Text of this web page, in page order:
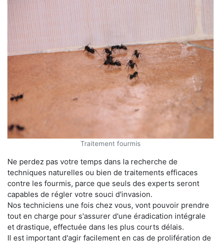
Traitement fourmis
Ne perdez pas votre temps dans la recherche de
techniques naturelles ou bien de traitements efficaces
contre les fourmis, parce que seuls des experts seront
capables de régler votre souci d'invasion.
Nos techniciens une fois chez vous, vont pouvoir prendre
tout en charge pour s'assurer d'une éradication intégrale
et drastique, effectuée dans les plus courts délais.
Il est important d'agir facilement en cas de prolifération de